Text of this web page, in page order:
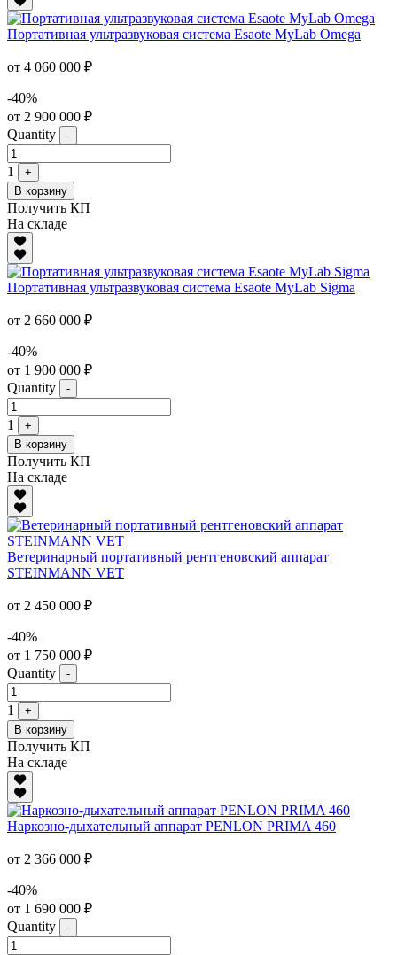
Портативная ультразвуковая система Esaote MyLab Omega
от 4 060 000 ₽
-40%
от 2 900 000 ₽
Quantity
-
1
+
В корзину
Получить КП
На складе
Портативная ультразвуковая система Esaote MyLab Sigma
от 2 660 000 ₽
-40%
от 1 900 000 ₽
Quantity
-
1
+
В корзину
Получить КП
На складе
Ветеринарный портативный рентгеновский аппарат
STEINMANN VET
от 2 450 000 ₽
-40%
от 1 750 000 ₽
Quantity
-
1
+
В корзину
Получить КП
На складе
Наркозно-дыхательный аппарат PENLON PRIMA 460
от 2 366 000 ₽
-40%
от 1 690 000 ₽
Quantity
-